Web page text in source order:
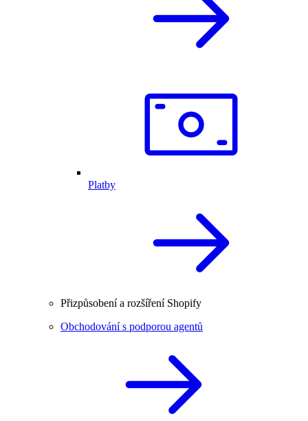
Platby
Přizpůsobení a rozšíření Shopify
Obchodování s podporou agentů